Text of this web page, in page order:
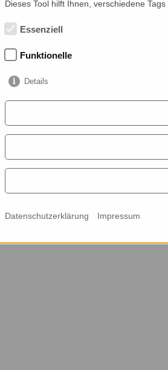
Dieses Tool hilft Ihnen, verschiedene
Essenziell
Funktionelle
Details
Datenschutzerklärung Impressum